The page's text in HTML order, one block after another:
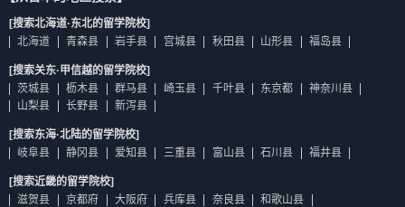
[搜索北海道·东北的留学院校]
北海道
青森县 岩手县 宫城县 秋田县 山形县 福岛县
[搜索关东·甲信越的留学院校]
茨城县
枥木县 群马县 崎玉县 千叶县 东京都
神奈川县
山梨县
长野县 新泻县
[搜索东海·北陆的留学院校]
岐阜县
静冈县 爱知县 三重县 富山县 石川县 福井县
[搜索近畿的留学院校]
滋贺县
京都府 大阪府 兵库县 奈良县 和歌山县